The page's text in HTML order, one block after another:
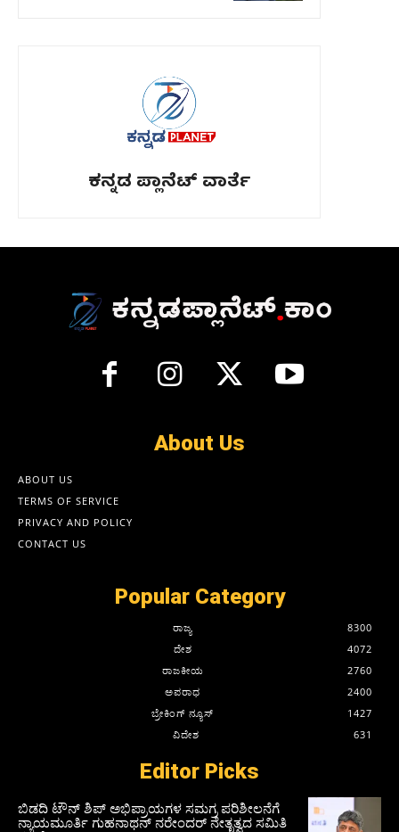
ಕನ್ನಡ ಪ್ಲಾನೆಟ್ ವಾರ್ತೆ
About Us
ABOUT US
TERMS OF SERVICE
PRIVACY AND POLICY
CONTACT US
Popular Category
ರಾಜ್ಯ
8300
ದೇಶ
4072
ರಾಜಕೀಯ
2760
ಅಪರಾಧ
2400
ಬ್ರೇಕಿಂಗ್ ನ್ಯೂಸ್
1427
ವಿದೇಶ
631
Editor Picks
ಬಿಡದಿ ಟೌನ್ ಶಿಪ್ ಅಭಿಪ್ರಾಯಗಳ ಸಮಗ್ರ ಪರಿಶೀಲನೆಗೆ
ನ್ಯಾಯಮೂರ್ತಿ ಗುಹನಾಥನ್ ನರೇಂದರ್ ನೇತೃತ್ವದ ಸಮಿತಿ